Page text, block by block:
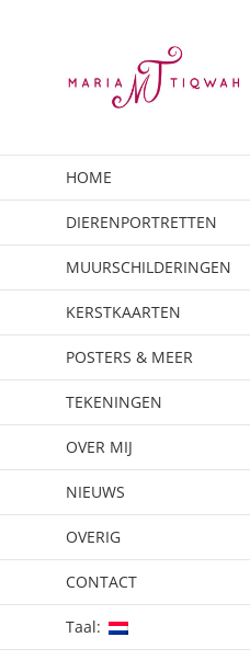
HOME
DIERENPORTRETTEN
MUURSCHILDERINGEN
KERSTKAARTEN
POSTERS & MEER
TEKENINGEN
OVER MIJ
NIEUWS
OVERIG
CONTACT
Taal: